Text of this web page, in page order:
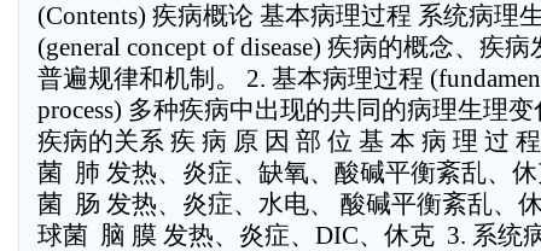
(Contents) 疾病概论 基本病理过程 系统病理
(general concept of disease) 疾病的概念、疾
普遍规律和机制。 2. 基本病理过程
process) 多种疾病中出现的共同的病理生理
疾病的关系 疾 病 原 因 部 位 基 本 病 理 过 程
菌  肺 发热、炎症、缺氧、 酸碱平衡紊乱、休
菌  肠 发热、炎症、水电、 酸碱平衡紊乱、休
球菌  脑 膜 发热、炎症、DIC、 休克  3. 系